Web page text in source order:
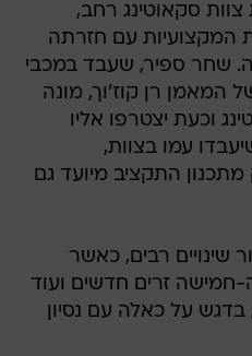
סקאוטינג רחב,
המקצועיות עם חזרתה
שחר ספיר, שעבד במכבי
המאמן רן קוז'וך, מונה
וכעת יצטרפו אליו
עמו בצוות,
התקציב מיועד גם
שינויים רבים, כאשר
חמישה זרים חדשים ועוד
על כאלה עם נסיון